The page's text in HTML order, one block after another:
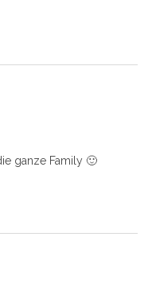
ganze Family 🙂